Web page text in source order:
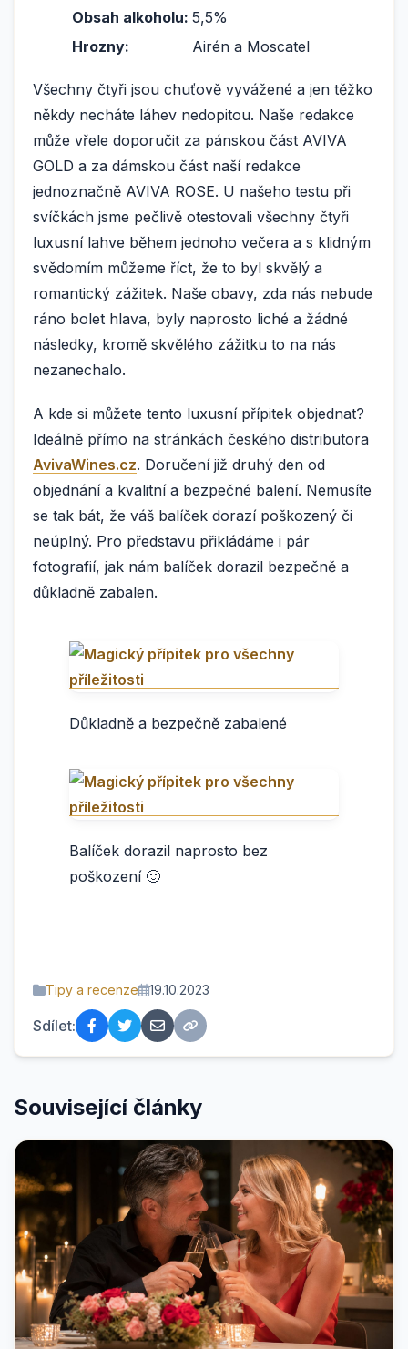
Obsah alkoholu: 5,5%
Hrozny:
Airén a Moscatel
Všechny čtyři jsou chuťově vyvážené a jen těžko
někdy necháte láhev nedopitou. Naše redakce
může vřele doporučit za pánskou část AVIVA
GOLD a za dámskou část naší redakce
jednoznačně AVIVA ROSE. U našeho testu při
svíčkách jsme pečlivě otestovali všechny čtyři
luxusní lahve během jednoho večera a s klidným
svědomím můžeme říct, že to byl skvělý a
romantický zážitek. Naše obavy, zda nás nebude
ráno bolet hlava, byly naprosto liché a žádné
následky, kromě skvělého zážitku to na nás
nezanechalo.
A kde si můžete tento luxusní přípitek objednat?
Ideálně přímo na stránkách českého distributora
AvivaWines.cz. Doručení již druhý den od
objednání a kvalitní a bezpečné balení. Nemusíte
se tak bát, že váš balíček dorazí poškozený či
neúplný. Pro představu přikládáme i pár
fotografií, jak nám balíček dorazil bezpečně a
důkladně zabalen.
Důkladně a bezpečně zabalené
Balíček dorazil naprosto bez
poškození 🙂
Tipy a recenze 19.10.2023
Sdílet:
Související články